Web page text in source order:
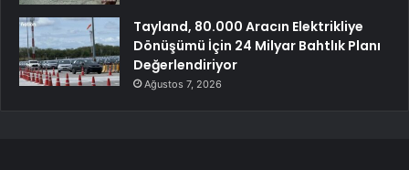
Tayland, 80.000 Aracın Elektrikliye
Dönüşümü İçin 24 Milyar Bahtlık Planı
Değerlendiriyor
Ağustos 7, 2026